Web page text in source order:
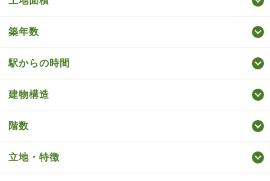
築年数
駅からの時間
建物構造
階数
立地・特徴